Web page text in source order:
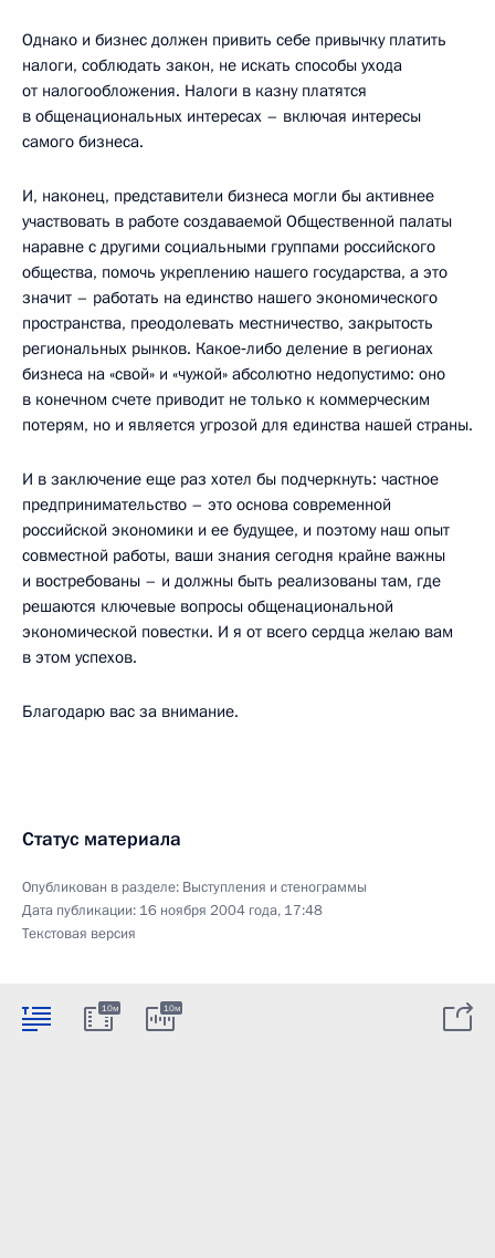
Однако и бизнес должен привить себе привычку платить
налоги, соблюдать закон, не искать способы ухода
от налогообложения. Налоги в казну платятся
в общенациональных интересах – включая интересы
самого бизнеса.
И, наконец, представители бизнеса могли бы активнее
участвовать в работе создаваемой Общественной палаты
наравне с другими социальными группами российского
общества, помочь укреплению нашего государства, а это
значит – работать на единство нашего экономического
пространства, преодолевать местничество, закрытость
региональных рынков. Какое‑либо деление в регионах
бизнеса на «свой» и «чужой» абсолютно недопустимо: оно
в конечном счете приводит не только к коммерческим
потерям, но и является угрозой для единства нашей страны.
И в заключение еще раз хотел бы подчеркнуть: частное
предпринимательство – это основа современной
российской экономики и ее будущее, и поэтому наш опыт
совместной работы, ваши знания сегодня крайне важны
и востребованы – и должны быть реализованы там, где
решаются ключевые вопросы общенациональной
экономической повестки. И я от всего сердца желаю вам
в этом успехов.
Благодарю вас за внимание.
Статус материала
Опубликован в разделе: Выступления и стенограммы
Дата публикации: 16 ноября 2004 года, 17:48
Текстовая версия
10м 10м